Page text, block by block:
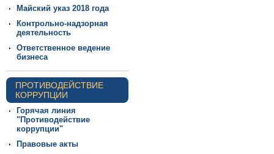
Майский указ 2018 года
Контрольно-надзорная
деятельность
Ответственное ведение
бизнеса
ПРОТИВОДЕЙСТВИЕ
КОРРУПЦИИ
Горячая линия
"Противодействие
коррупции"
Правовые акты